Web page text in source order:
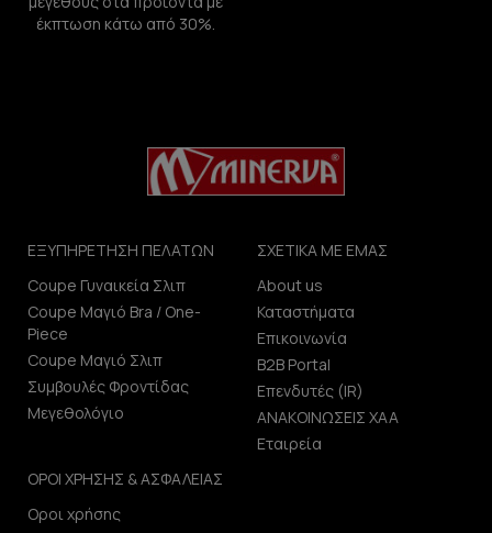
έκπτωση κάτω από 30%.
ΕΞΥΠΗΡΕΤΗΣΗ ΠΕΛΑΤΩΝ
Coupe Γυναικεία Σλιπ
Coupe Μαγιό Bra / One-
Piece
Coupe Μαγιό Σλιπ
Συμβουλές Φροντίδας
Μεγεθολόγιο
ΣΧΕΤΙΚΑ ΜΕ ΕΜΑΣ
About us
Καταστήματα
Επικοινωνία
B2B Portal
Επενδυτές (IR)
ΑΝΑΚΟΙΝΩΣΕΙΣ ΧΑΑ
Εταιρεία
ΟΡΟΙ ΧΡΗΣΗΣ & ΑΣΦΑΛΕΙΑΣ
Οροι χρήσης